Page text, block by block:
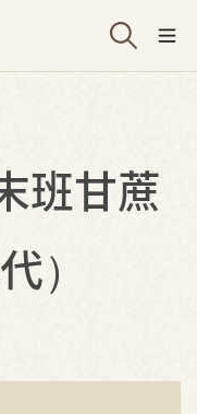
班甘蔗
）